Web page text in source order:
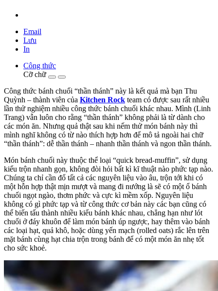
Email
Lưu
In
Công thức
Cỡ chữ
Công thức bánh chuối “thần thánh” này là kết quả mà bạn Thu
Quỳnh – thành viên của Kitchen Rock team có được sau rất nhiều
lần thử nghiệm nhiều công thức bánh chuối khác nhau. Mình (Linh
Trang) vẫn luôn cho rằng “thần thánh” không phải là từ dành cho
các món ăn. Nhưng quả thật sau khi nếm thử món bánh này thì
mình nghĩ không có từ nào thích hợp hơn để mô tả ngoài hai chữ
“thần thánh”: dễ thần thánh – nhanh thần thánh và ngon thần thánh.
Món bánh chuối này thuộc thể loại “quick bread-muffin”, sử dụng
kiểu trộn nhanh gọn, không đòi hỏi bất kì kĩ thuật nào phức tạp nào.
Chúng ta chỉ cần đổ tất cả các nguyên liệu vào âu, trộn tới khi có
một hỗn hợp thật mịn mượt và mang đi nướng là sẽ có một ổ bánh
chuối ngọt ngào, thơm phức và cực kì mềm xốp. Nguyên liệu
không có gì phức tạp và từ công thức cơ bản này các bạn cũng có
thể biến tấu thành nhiều kiểu bánh khác nhau, chẳng hạn như lót
chuối ở đáy khuôn để làm món bánh úp ngược, hay thêm vào bánh
các loại hạt, quả khô, hoặc dùng yến mạch (rolled oats) rắc lên trên
mặt bánh cùng hạt chia trộn trong bánh để có một món ăn nhẹ tốt
cho sức khoẻ.